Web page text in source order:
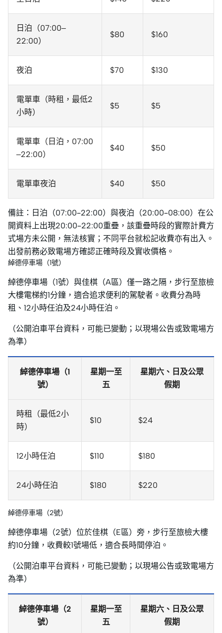
日泊（07:00–
22:00）
$80 $160
夜泊 $70 $130
電單車（時租，最低2
小時）
$5 $5
電單車（日泊，07:00
–22:00）
$40 $50
電單車夜泊 $40 $50
備註：日泊（07:00–22:00）與夜泊（20:00–08:00）在公
開資料上出現20:00–22:00重疊，該重疊時段的實際計費方
式場方未公開，無法核實；不同平台就松記收費亦有出入。
出發前務必致電場方確認正確時段及實收價格。
綽德停車場（1號）
綽德停車場（1號）與佳棋（A區）僅一路之隔，步行至旅檢
大樓電梯約1分鐘，適合追求便利的駕駛者。收費分為時
租、12小時任泊及24小時任泊。
（公開泊車平台資料，可能已變動；以現場公告或致電場方
為準）
綽德停車場（1
號）
星期一至
五
星期六、日及公眾
假期
時租（最低2小
時）
$10 $24
12小時任泊 $110 $180
24小時任泊 $180 $220
綽德停車場（2號）
綽德停車場（2號）位於佳棋（E區）旁，步行至旅檢大樓
約10分鐘，收費較1號場低，適合長時間停泊。
（公開泊車平台資料，可能已變動；以現場公告或致電場方
為準）
綽德停車場（2
號）
星期一至
五
星期六、日及公眾
假期